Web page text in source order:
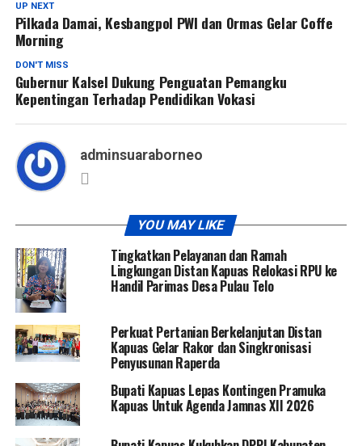
UP NEXT
Pilkada Damai, Kesbangpol PWI dan Ormas Gelar Coffe
Morning
DON'T MISS
Gubernur Kalsel Dukung Penguatan Pemangku
Kepentingan Terhadap Pendidikan Vokasi
adminsuaraborneo
YOU MAY LIKE
Tingkatkan Pelayanan dan Ramah
Lingkungan Distan Kapuas Relokasi RPU ke
Handil Parimas Desa Pulau Telo
Perkuat Pertanian Berkelanjutan Distan
Kapuas Gelar Rakor dan Singkronisasi
Penyusunan Raperda
Bupati Kapuas Lepas Kontingen Pramuka
Kapuas Untuk Agenda Jamnas XII 2026